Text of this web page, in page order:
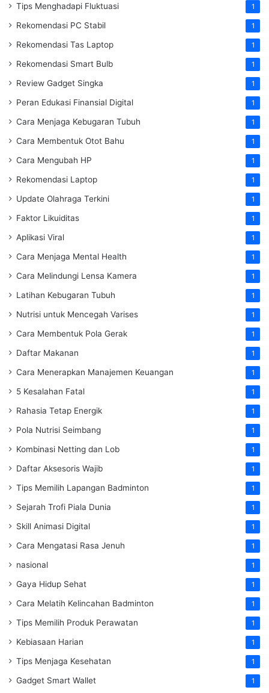
Tips Menghadapi Fluktuasi 1
Rekomendasi PC Stabil 1
Rekomendasi Tas Laptop 1
Rekomendasi Smart Bulb 1
Review Gadget Singka 1
Peran Edukasi Finansial Digital 1
Cara Menjaga Kebugaran Tubuh 1
Cara Membentuk Otot Bahu 1
Cara Mengubah HP 1
Rekomendasi Laptop 1
Update Olahraga Terkini 1
Faktor Likuiditas 1
Aplikasi Viral 1
Cara Menjaga Mental Health 1
Cara Melindungi Lensa Kamera 1
Latihan Kebugaran Tubuh 1
Nutrisi untuk Mencegah Varises 1
Cara Membentuk Pola Gerak 1
Daftar Makanan 1
Cara Menerapkan Manajemen Keuangan 1
5 Kesalahan Fatal 1
Rahasia Tetap Energik 1
Pola Nutrisi Seimbang 1
Kombinasi Netting dan Lob 1
Daftar Aksesoris Wajib 1
Tips Memilih Lapangan Badminton 1
Sejarah Trofi Piala Dunia 1
Skill Animasi Digital 1
Cara Mengatasi Rasa Jenuh 1
nasional 1
Gaya Hidup Sehat 1
Cara Melatih Kelincahan Badminton 1
Tips Memilih Produk Perawatan 1
Kebiasaan Harian 1
Tips Menjaga Kesehatan 1
Gadget Smart Wallet 1